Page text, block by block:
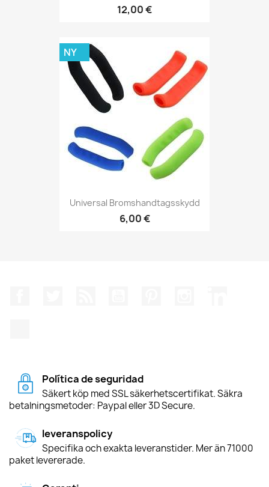
12,00 €
Universal Bromshandtagsskydd
6,00 €
NY
Política de seguridad
Säkert köp med SSL säkerhetscertifikat. Säkra
betalningsmetoder: Paypal eller 3D Secure.
leveranspolicy
Specifika och exakta leveranstider. Mer än 71000
paket levererade.